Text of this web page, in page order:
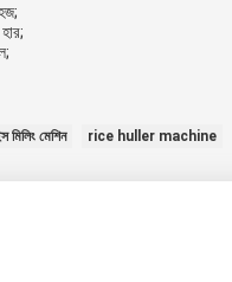
মিলিং মেশিন rice huller machine